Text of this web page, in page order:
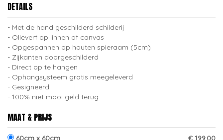
DETAILS
Met de hand geschilderd schilderij
Olieverf op linnen of canvas
Opgespannen op houten spieraam (5cm)
Zijkanten doorgeschilderd
Direct op te hangen
Ophangsysteem gratis meegeleverd
Gesigneerd
100% niet mooi geld terug
MAAT & PRIJS
60cm x 60cm
€ 199.00